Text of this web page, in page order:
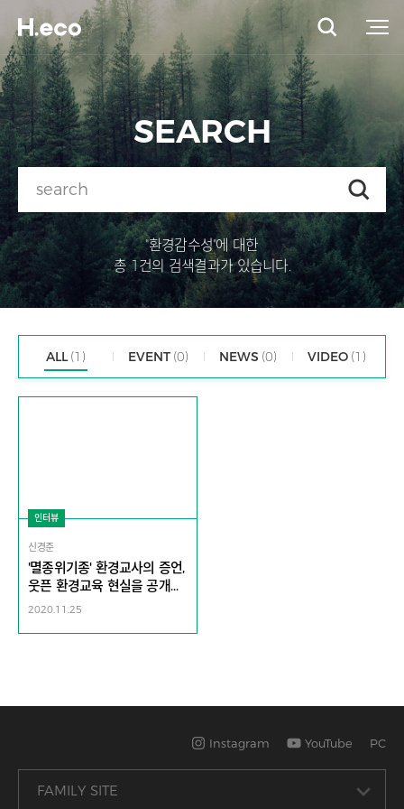
SEARCH
"환경감수성"에 대한
총 1건의 검색결과가 있습니다.
ALL (1) EVENT (0) NEWS (0) VIDEO (1)
인터뷰
신경준
'멸종위기종' 환경교사의 증언,
웃픈 환경교육 현실을 공개합
니다!
2020.11.25
Instagram YouTube PC